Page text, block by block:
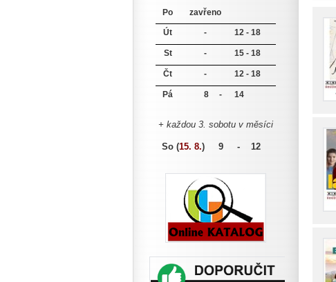
Po zavřeno
Út - 12 - 18
St - 15 - 18
Čt - 12 - 18
Pá 8 - 14
+ každou 3. sobotu v měsíci
So (15. 8.) 9 - 12